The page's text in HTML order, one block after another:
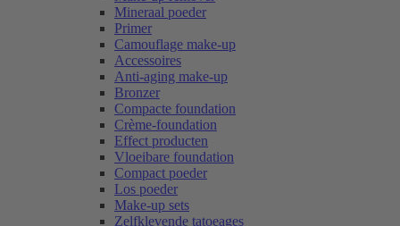
Mineraal poeder
Primer
Camouflage make-up
Accessoires
Anti-aging make-up
Bronzer
Compacte foundation
Crème-foundation
Effect producten
Vloeibare foundation
Compact poeder
Los poeder
Make-up sets
Zelfklevende tatoeages